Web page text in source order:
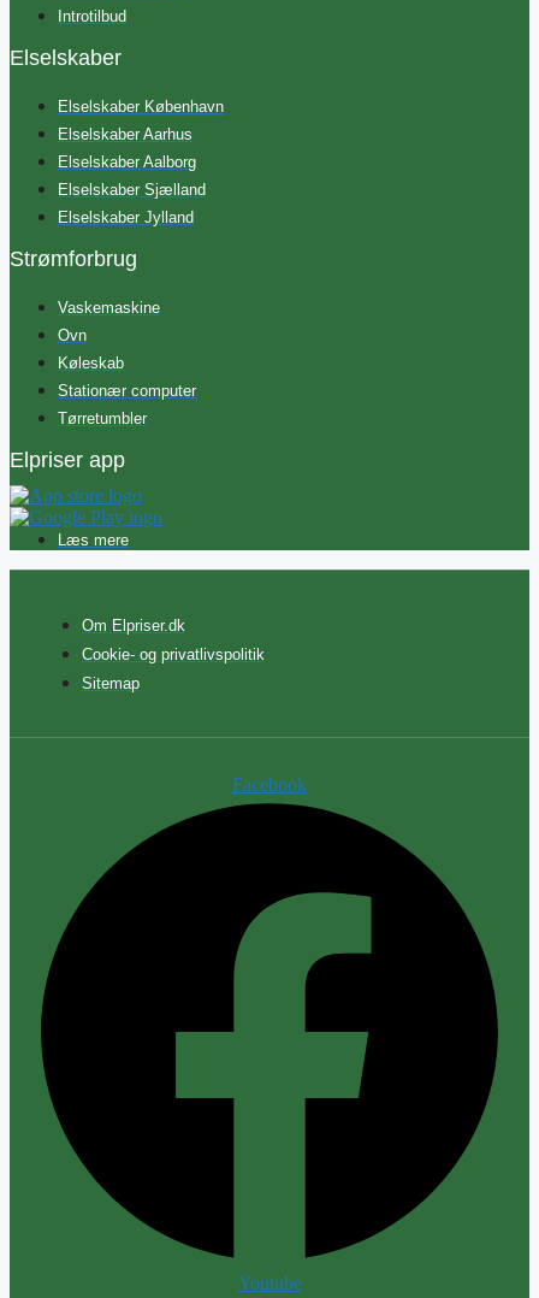
Introtilbud
Elselskaber
Elselskaber København
Elselskaber Aarhus
Elselskaber Aalborg
Elselskaber Sjælland
Elselskaber Jylland
Strømforbrug
Vaskemaskine
Ovn
Køleskab
Stationær computer
Tørretumbler
Elpriser app
Læs mere
Om Elpriser.dk
Cookie- og privatlivspolitik
Sitemap
Facebook
Youtube